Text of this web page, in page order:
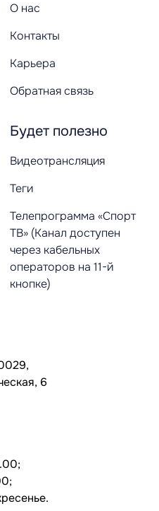
О нас
Контакты
Карьера
Обратная связь
Будет полезно
Видеотрансляция
Теги
Телепрограмма «Спорт
ТВ» (Канал доступен
через кабельных
операторов на 11-й
кнопке)
6